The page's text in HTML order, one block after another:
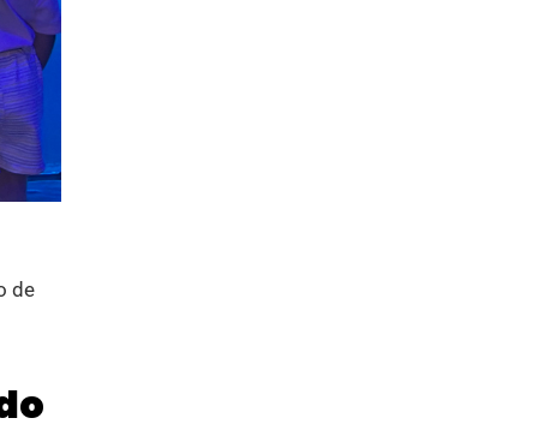
de